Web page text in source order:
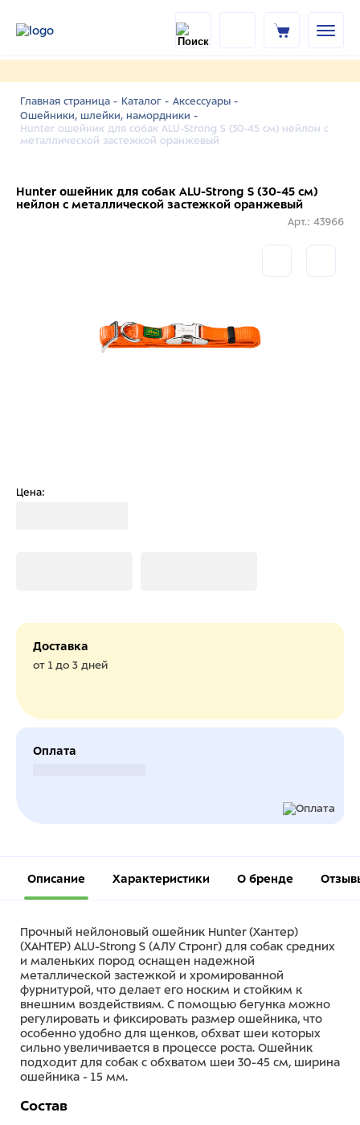
Главная страница - Каталог - Аксессуары -
Ошейники, шлейки, намордники -
Hunter ошейник для собак ALU-Strong S (30-45 см) нейлон с
металлической застежкой оранжевый
Hunter ошейник для собак ALU-Strong S (30-45 см)
нейлон с металлической застежкой оранжевый
Арт.: 43966
Цена:
Доставка
от 1 до 3 дней
Оплата
Описание Характеристики О бренде
Прочный нейлоновый ошейник Hunter (Хантер)
(ХАНТЕР) ALU-Strong S (АЛУ Стронг) для собак средних
и маленьких пород оснащен надежной
металлической застежкой и хромированной
фурнитурой, что делает его носким и стойким к
внешним воздействиям. С помощью бегунка можно
регулировать и фиксировать размер ошейника, что
особенно удобно для щенков, обхват шеи которых
сильно увеличивается в процессе роста. Ошейник
подходит для собак с обхватом шеи 30-45 см, ширина
ошейника - 15 мм.
Состав